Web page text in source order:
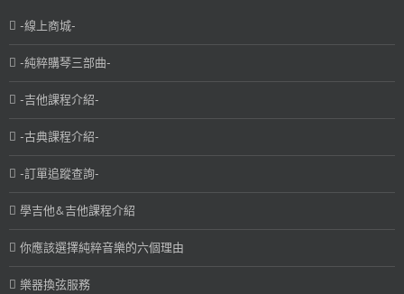
-線上商城-
-純粹購琴三部曲-
-吉他課程介紹-
-古典課程介紹-
-訂單追蹤查詢-
學吉他&吉他課程介紹
你應該選擇純粹音樂的六個理由
樂器換弦服務